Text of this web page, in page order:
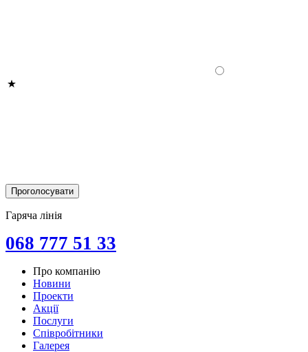
Гаряча лінія
068 777 51 33
Про компанію
Новини
Проекти
Акції
Послуги
Співробітники
Галерея